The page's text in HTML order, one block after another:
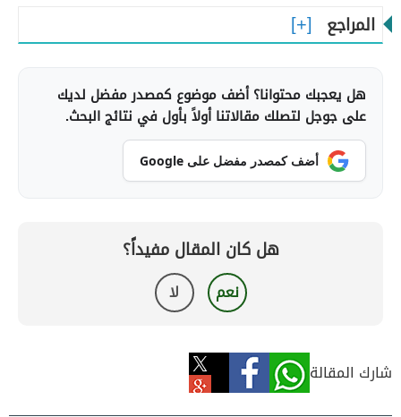
المراجع
هل يعجبك محتوانا؟ أضف موضوع كمصدر مفضل لديك
على جوجل لتصلك مقالاتنا أولاً بأول في نتائج البحث.
أضف كمصدر مفضل على Google
هل كان المقال مفيداً؟
نعم لا
شارك المقالة